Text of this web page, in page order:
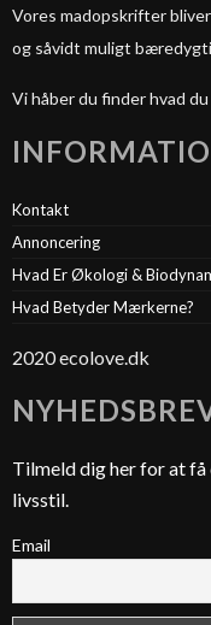
Vores madopskrifter
og såvidt muligt
Vi håber du finder hvad
Kontakt
Annoncering
Hvad Er Økologi &
Hvad Betyder Mærkerne?
2020 ecolove.dk
Tilmeld dig her for at få
livsstil.
Email